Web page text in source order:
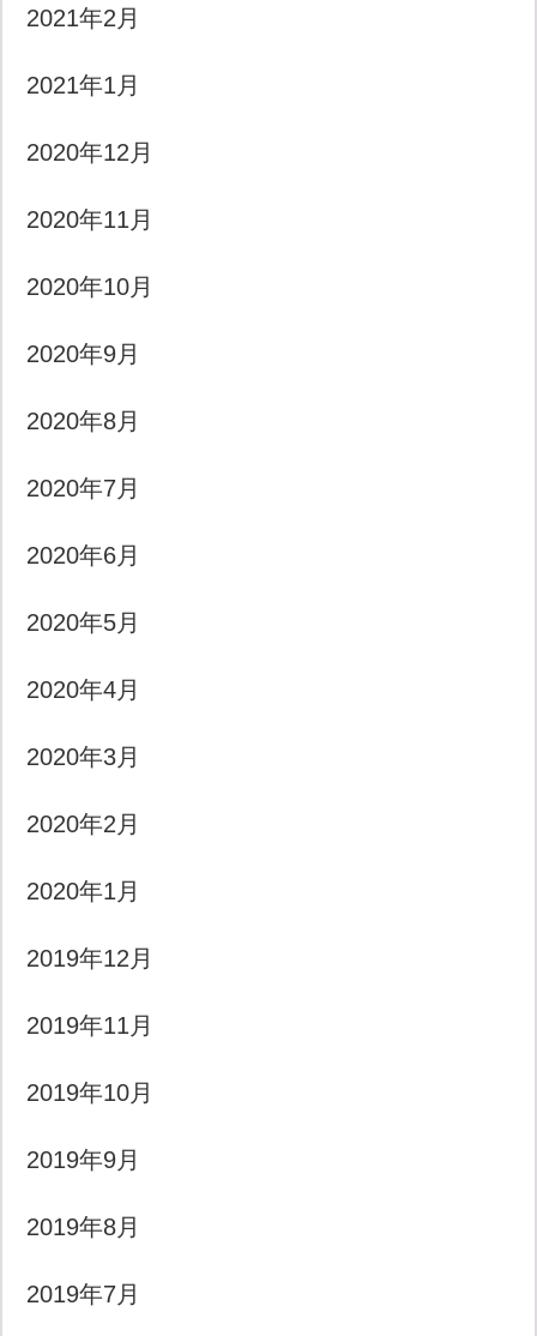
2021年2月
2021年1月
2020年12月
2020年11月
2020年10月
2020年9月
2020年8月
2020年7月
2020年6月
2020年5月
2020年4月
2020年3月
2020年2月
2020年1月
2019年12月
2019年11月
2019年10月
2019年9月
2019年8月
2019年7月